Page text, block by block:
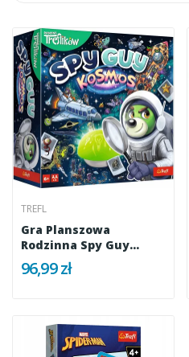
TREFL
Gra Planszowa
Rodzinna Spy Guy
Kosmos Trefl 02818
96,99 zł